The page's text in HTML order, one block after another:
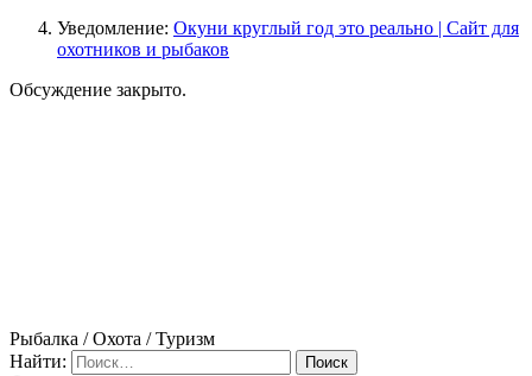
Уведомление: Окуни круглый год это реально | Сайт для
охотников и рыбаков
Обсуждение закрыто.
Рыбалка / Охота / Туризм
Найти: